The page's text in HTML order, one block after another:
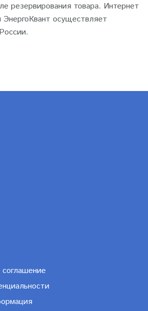
резервирования товара. Интернет
ЭнергоКвант осуществляет
соглашение